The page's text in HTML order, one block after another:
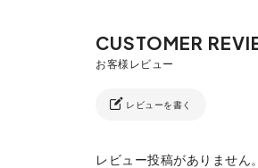
レビューを書く
レビュー投稿がありません。